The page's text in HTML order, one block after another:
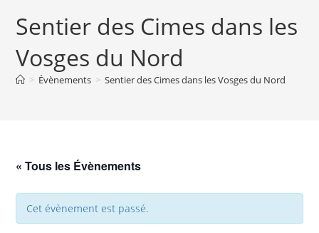
Sentier des Cimes dans les
Vosges du Nord
> Évènements > Sentier des Cimes dans les Vosges du Nord
« Tous les Évènements
Cet évènement est passé.